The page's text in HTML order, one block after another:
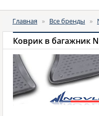
Главная » Все бренды »
Коврик в багажник